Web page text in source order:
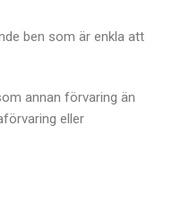
ben som är enkla att
annan förvaring än
eller